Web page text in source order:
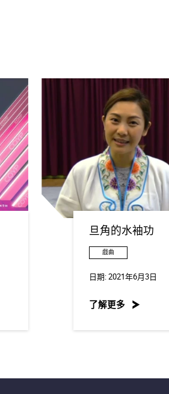
旦角的水袖功
戲曲
日期:2021年6月3日
了解更多